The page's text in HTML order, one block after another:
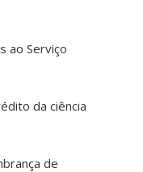
ao Serviço
da ciência
de